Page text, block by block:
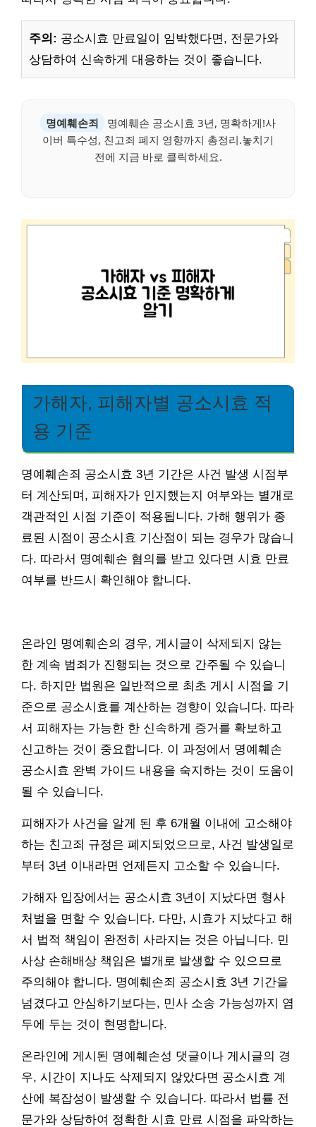
주의: 공소시효 만료일이 임박했다면, 전문가와
상담하여 신속하게 대응하는 것이 좋습니다.
명예훼손죄
명예훼손 공소시효 3년, 명확하게!사
이버 특수성, 친고죄 폐지 영향까지 총정리.놓치기
전에 지금 바로 클릭하세요.
가해자, 피해자별 공소시효 적
용 기준
명예훼손죄 공소시효 3년 기간은 사건 발생 시점부
터 계산되며, 피해자가 인지했는지 여부와는 별개로
객관적인 시점 기준이 적용됩니다. 가해 행위가 종
료된 시점이 공소시효 기산점이 되는 경우가 많습니
다. 따라서 명예훼손 혐의를 받고 있다면 시효 만료
여부를 반드시 확인해야 합니다.
온라인 명예훼손의 경우, 게시글이 삭제되지 않는
한 계속 범죄가 진행되는 것으로 간주될 수 있습니
다. 하지만 법원은 일반적으로 최초 게시 시점을 기
준으로 공소시효를 계산하는 경향이 있습니다. 따라
서 피해자는 가능한 한 신속하게 증거를 확보하고
신고하는 것이 중요합니다. 이 과정에서 명예훼손
공소시효 완벽 가이드 내용을 숙지하는 것이 도움이
될 수 있습니다.
피해자가 사건을 알게 된 후 6개월 이내에 고소해야
하는 친고죄 규정은 폐지되었으므로, 사건 발생일로
부터 3년 이내라면 언제든지 고소할 수 있습니다.
가해자 입장에서는 공소시효 3년이 지났다면 형사
처벌을 면할 수 있습니다. 다만, 시효가 지났다고 해
서 법적 책임이 완전히 사라지는 것은 아닙니다. 민
사상 손해배상 책임은 별개로 발생할 수 있으므로
주의해야 합니다. 명예훼손죄 공소시효 3년 기간을
넘겼다고 안심하기보다는, 민사 소송 가능성까지 염
두에 두는 것이 현명합니다.
온라인에 게시된 명예훼손성 댓글이나 게시글의 경
우, 시간이 지나도 삭제되지 않았다면 공소시효 계
산에 복잡성이 발생할 수 있습니다. 따라서 법률 전
문가와 상담하여 정확한 시효 만료 시점을 파악하는